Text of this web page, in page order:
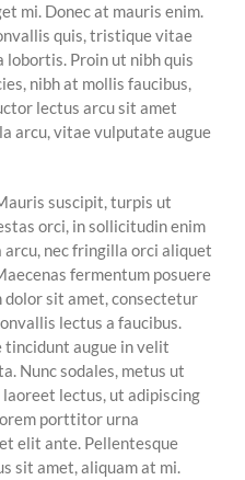
mi. Donec at mauris enim.
quis, tristique vitae
lobortis. Proin ut nibh quis
nibh at mollis faucibus,
lectus arcu sit amet
arcu, vitae vulputate augue
suscipit, turpis ut
orci, in sollicitudin enim
nec fringilla orci aliquet
fermentum posuere
dolor sit amet, consectetur
lectus a faucibus.
tincidunt augue in velit
Nunc sodales, metus ut
lectus, ut adipiscing
porttitor urna
elit ante. Pellentesque
sit amet, aliquam at mi.